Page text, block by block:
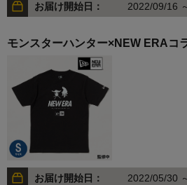
お届け開始日： 2022/09/16
モンスターハンター×NEW ERA
お届け開始日： 2022/05/30